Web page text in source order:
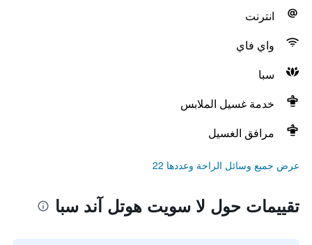
انترنت
واي فاي
سبا
خدمة غسيل الملابس
مرافق الغسيل
عرض جميع وسائل الراحة وعددها 22
تقييمات حول لا سويت هوتل آند سبا